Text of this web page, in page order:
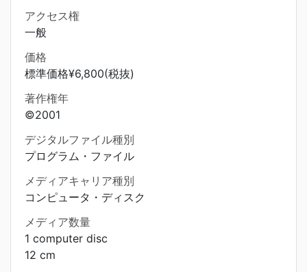
アクセス権
一般
価格
標準価格¥6,800(税抜)
著作権年
©2001
デジタルファイル種別
プログラム・ファイル
メディアキャリア種別
コンピュータ・ディスク
メディア数量
1 computer disc
12 cm